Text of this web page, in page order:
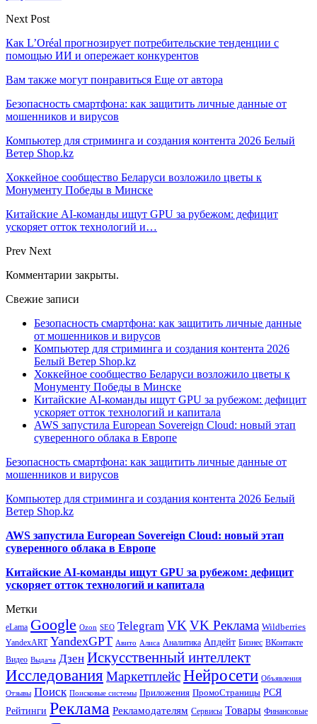
Next Post
Как L’Oréal прогнозирует потребительские тенденции с
помощью ИИ и опережает конкурентов
Вам также могут понравиться Еще от автора
Безопасность смартфона: как защитить личные данные от
мошенников и вирусов
Компьютер для стриминга и создания контента 2026 Белый
Ветер Shop.kz
Хоккейное сообщество Беларуси возложило цветы к
Монументу Победы в Минске
Китайские AI-команды ищут GPU за рубежом: дефицит
ускоряет отток технологий и…
Prev Next
Комментарии закрыты.
Свежие записи
Безопасность смартфона: как защитить личные данные
от мошенников и вирусов
Компьютер для стриминга и создания контента 2026
Белый Ветер Shop.kz
Хоккейное сообщество Беларуси возложило цветы к
Монументу Победы в Минске
Китайские AI-команды ищут GPU за рубежом: дефицит
ускоряет отток технологий и капитала
AWS запустила European Sovereign Cloud: новый этап
суверенного облака в Европе
Безопасность смартфона: как защитить личные данные от
мошенников и вирусов
Компьютер для стриминга и создания контента 2026 Белый
Ветер Shop.kz
AWS запустила European Sovereign Cloud: новый этап
суверенного облака в Европе
Китайские AI-команды ищут GPU за рубежом: дефицит
ускоряет отток технологий и капитала
Метки
eLama Google Ozon SEO Telegram VK VK Реклама Wildberries
YandexART YandexGPT Авито Алиса Аналитика Апдейт Бизнес ВКонтакте
Видео Выдача Дзен Искусственный интеллект
Исследования МаркетплейсНейросети Объявления
Отзывы Поиск Поисковые системы Приложения ПромоСтраницы РСЯ
Рейтинги Реклама Рекламодателям Сервисы Товары Финансовые